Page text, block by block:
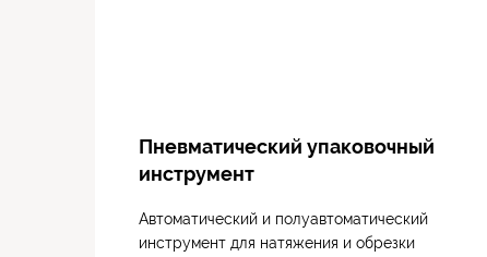
Пневматический упаковочный
инструмент
Автоматический и полуавтоматический
инструмент для натяжения и обрезки